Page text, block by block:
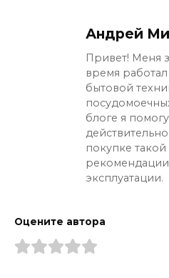
Андрей
Привет! Меня
время
бытовой
блоге я
покупке
эксплуатации.
Оцените автора